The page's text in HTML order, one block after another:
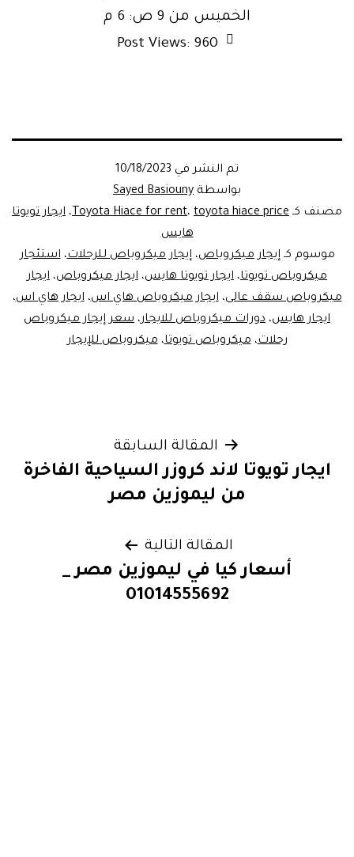
الخميس من 9 ص: 6 م
Post Views: 960
تم النشر في 10/18/2023
بواسطة Sayed Basiouny
مصنف كـ
Toyota Hiace for rent، toyota hiace price ، ايجار تويوتا
هايس
موسوم كـإيجار ميكروباص،إيجار ميكروباص للرحلات،استئجار
ميكروباص تويوتا، ايجار تويوتا هايس، ايجار ميكروباص، ايجار
ميكروباص سقف عالى،ايجار ميكروباص هاي اس،ايجار هاي اس،
ايجار هايس، دورات ميكروباص للايجار، سعر إيجار ميكروباص
رحلات،ميكروباص تويوتا،ميكروباص للإيجار
المقالات
المقالة السابقة
ايجار تويوتا لاند كروزر السياحية الفاخرة
من ليموزين مصر
المقالة التالية
أسعار كيا في ليموزين مصر _
01014555692